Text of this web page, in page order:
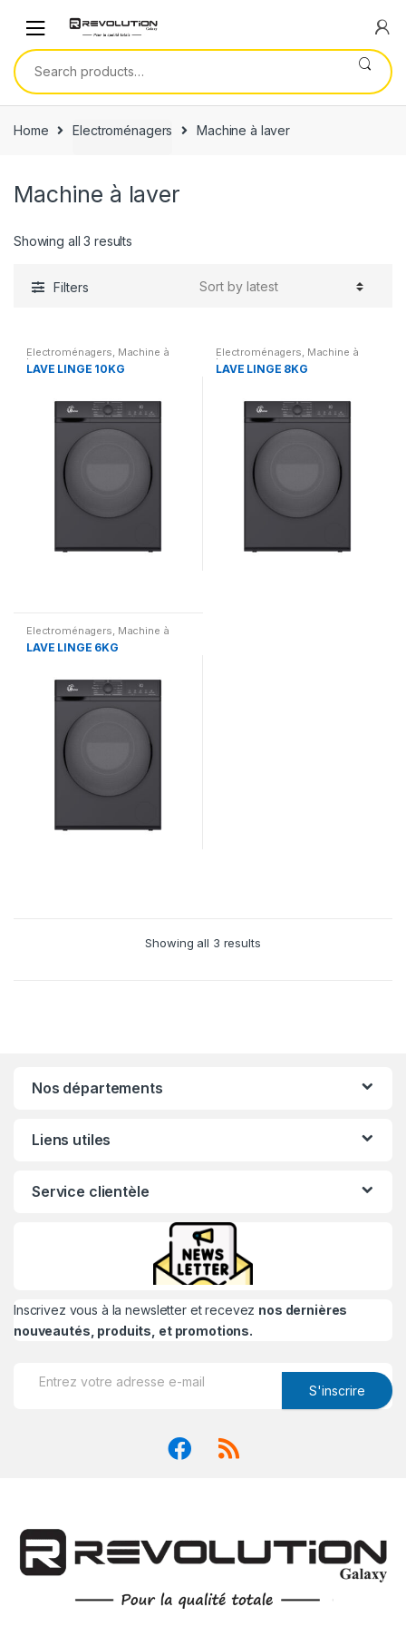
navigation
content
Search
for:
Home Electroménagers Machine à laver
Machine à laver
Showing all 3 results
Filters
Electroménagers, Machine à
laver
LAVE LINGE 10KG
Electroménagers, Machine à
laver
LAVE LINGE 8KG
Electroménagers, Machine à
laver
LAVE LINGE 6KG
Showing all 3 results
Nos départements
Liens utiles
Service clientèle
Inscrivez vous à la newsletter et recevez nos dernières
nouveautés, produits, et promotions.
S'inscrire